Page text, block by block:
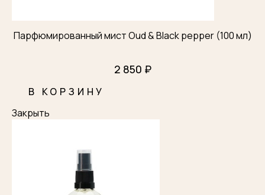
Парфюмированный мист Oud & Black pepper (100 мл)
2 850 ₽
В КОРЗИНУ
Закрыть